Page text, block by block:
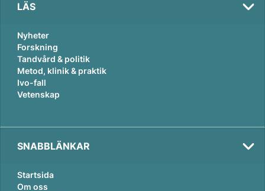
LÄS
Nyheter
Forskning
Tandvård & politik
Metod, klinik & praktik
Ivo-fall
Vetenskap
SNABBLÄNKAR
Startsida
Om oss